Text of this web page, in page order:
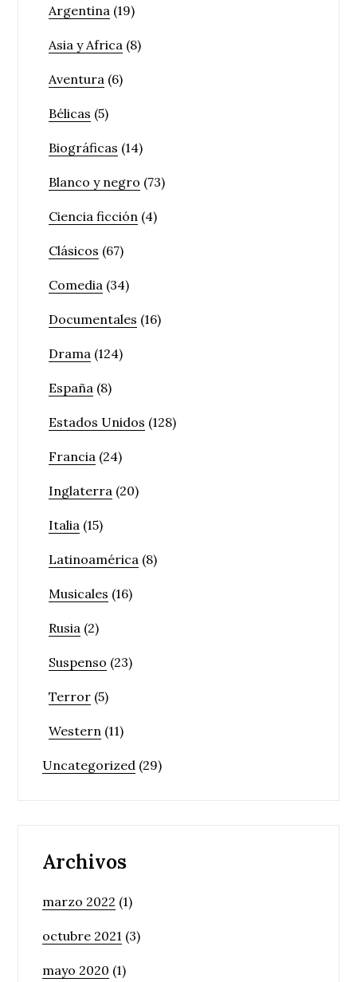
Argentina (19)
Asia y Africa (8)
Aventura (6)
Bélicas (5)
Biográficas (14)
Blanco y negro (73)
Ciencia ficción (4)
Clásicos (67)
Comedia (34)
Documentales (16)
Drama (124)
España (8)
Estados Unidos (128)
Francia (24)
Inglaterra (20)
Italia (15)
Latinoamérica (8)
Musicales (16)
Rusia (2)
Suspenso (23)
Terror (5)
Western (11)
Uncategorized (29)
Archivos
marzo 2022 (1)
octubre 2021 (3)
mayo 2020 (1)